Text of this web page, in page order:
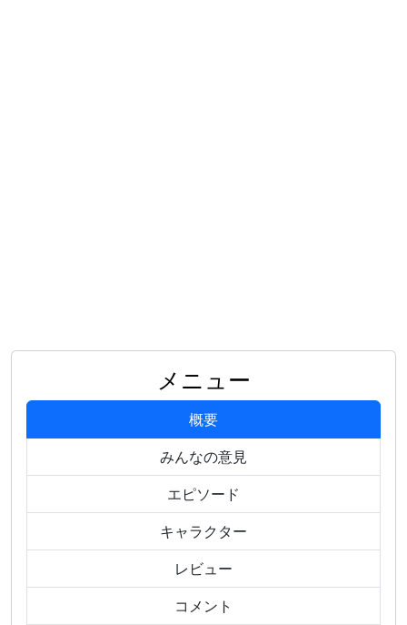
メニュー
概要
みんなの意見
エピソード
キャラクター
レビュー
コメント